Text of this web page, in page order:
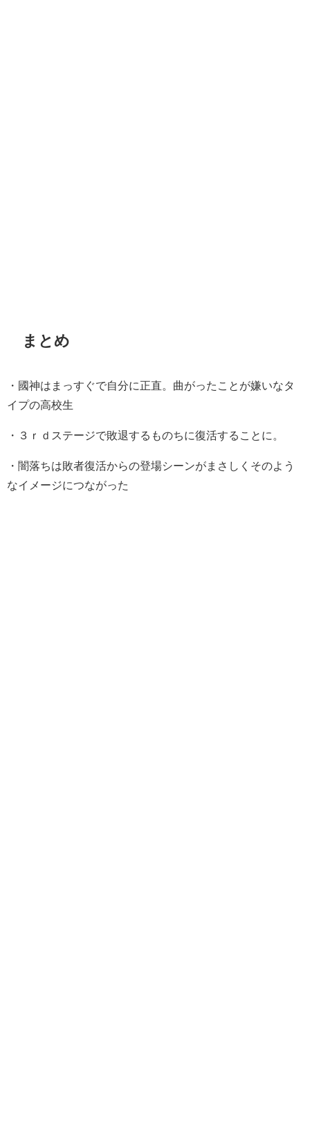
まとめ
・國神はまっすぐで自分に正直。曲がったことが嫌いなタ
イプの高校生
・３ｒｄステージで敗退するものちに復活することに。
・闇落ちは敗者復活からの登場シーンがまさしくそのよう
なイメージにつながった